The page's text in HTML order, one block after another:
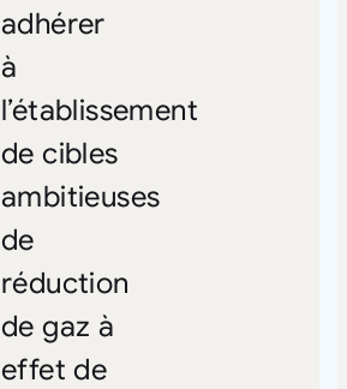
adhérer
à
l’établissement
de cibles
ambitieuses
de
réduction
de gaz à
effet de